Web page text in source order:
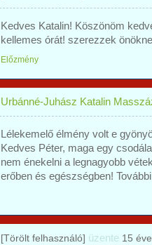
Kedves Katalin! Köszönöm
kellemes órát! szerezzek
Előzmény
Urbánné-Juhász Katalin
Lélekemelő élmény volt e
Kedves Péter, maga egy
nem énekelni a legnagyobb
erőben és egészségben!
[Törölt felhasználó] üzente 15 éve